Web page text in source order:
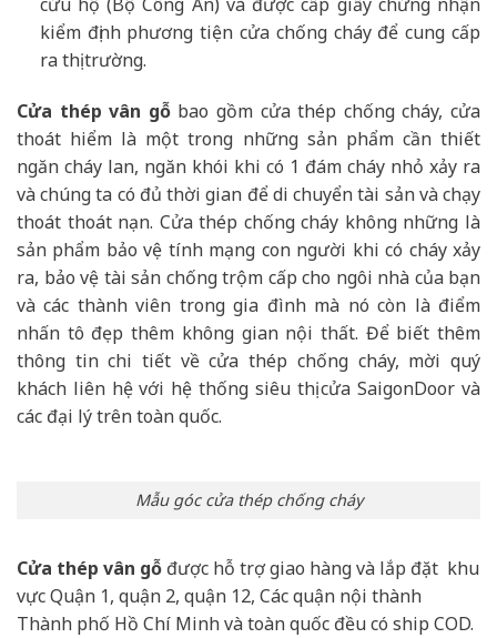
kiểm định phương tiện cửa chống cháy để cung cấp
ra thị trường.
Cửa thép vân gỗbao gồm cửa thép chống cháy, cửa
thoát hiểm là một trong những sản phẩm cần thiết
ngăn cháy lan, ngăn khói khi có 1 đám cháy nhỏ xảy ra
và chúng ta có đủ thời gian để di chuyển tài sản và chạy
thoát thoát nạn. Cửa thép chống cháy không những là
sản phẩm bảo vệ tính mạng con người khi có cháy xảy
ra, bảo vệ tài sản chống trộm cấp cho ngôi nhà của bạn
và các thành viên trong gia đình mà nó còn là điểm
nhấn tô đẹp thêm không gian nội thất. Để biết thêm
thông tin chi tiết về cửa thép chống cháy, mời quý
khách liên hệ với hệ thống siêu thị cửa SaigonDoor và
các đại lý trên toàn quốc.
Mẫu góc cửa thép chống cháy
Cửa thép vân gỗ được hỗ trợ giao hàng và lắp đặt khu
vực Quận 1, quận 2, quận 12, Các quận nội thành
Thành phố Hồ Chí Minh và toàn quốc đều có ship COD.